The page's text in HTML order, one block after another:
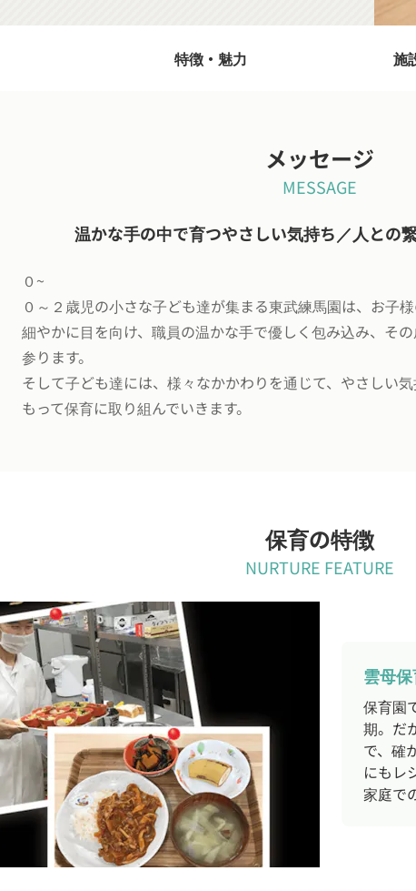
特徴・魅力 施
メッセージ
MESSAGE
温かな手の中で育つやさしい気持ち／人との
０~
０～２歳児の小さな子ども達が集まる東武練馬園は、お子
細やかに目を向け、職員の温かな手で優しく包み込み、そ
参ります。
そして子ども達には、様々なかかわりを通じて、やさしい
もって保育に取り組んでいきます。
保育の特徴
NURTURE FEATURE
雲母
保育園
期。だ
で、確
にもレ
家庭で